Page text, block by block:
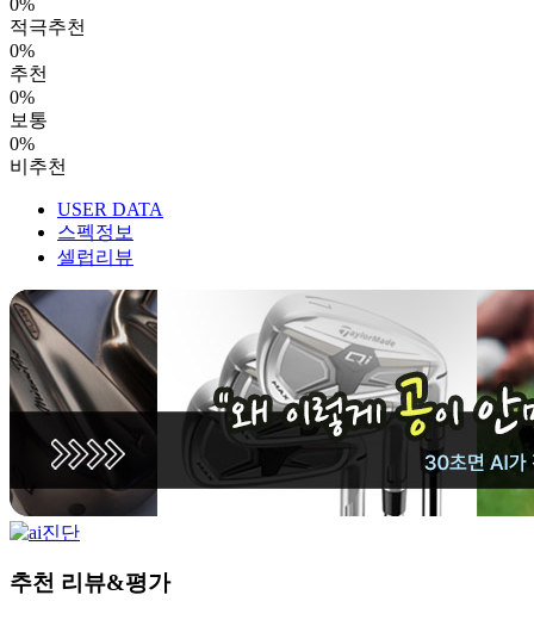
적극추천
0%
추천
0%
보통
0%
비추천
USER DATA
스펙정보
셀럽리뷰
추천 리뷰&평가